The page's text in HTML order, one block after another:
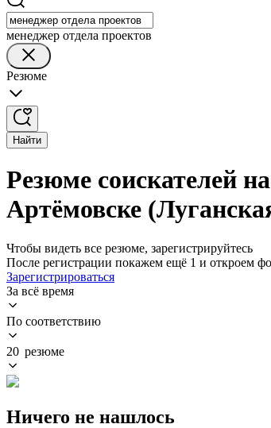
менеджер отдела проектов
Резюме
Найти
Резюме соискателей
Артёмовске
Чтобы видеть все резюме, зарегистрируйтесь
После регистрации покажем ещё 1 и откроем
Зарегистрироваться
За всё время
По соответствию
20 резюме
Ничего не нашлось